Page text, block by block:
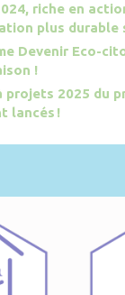
riche en
plus
Devenir Eco-
!
projets 2025 du
lancés !